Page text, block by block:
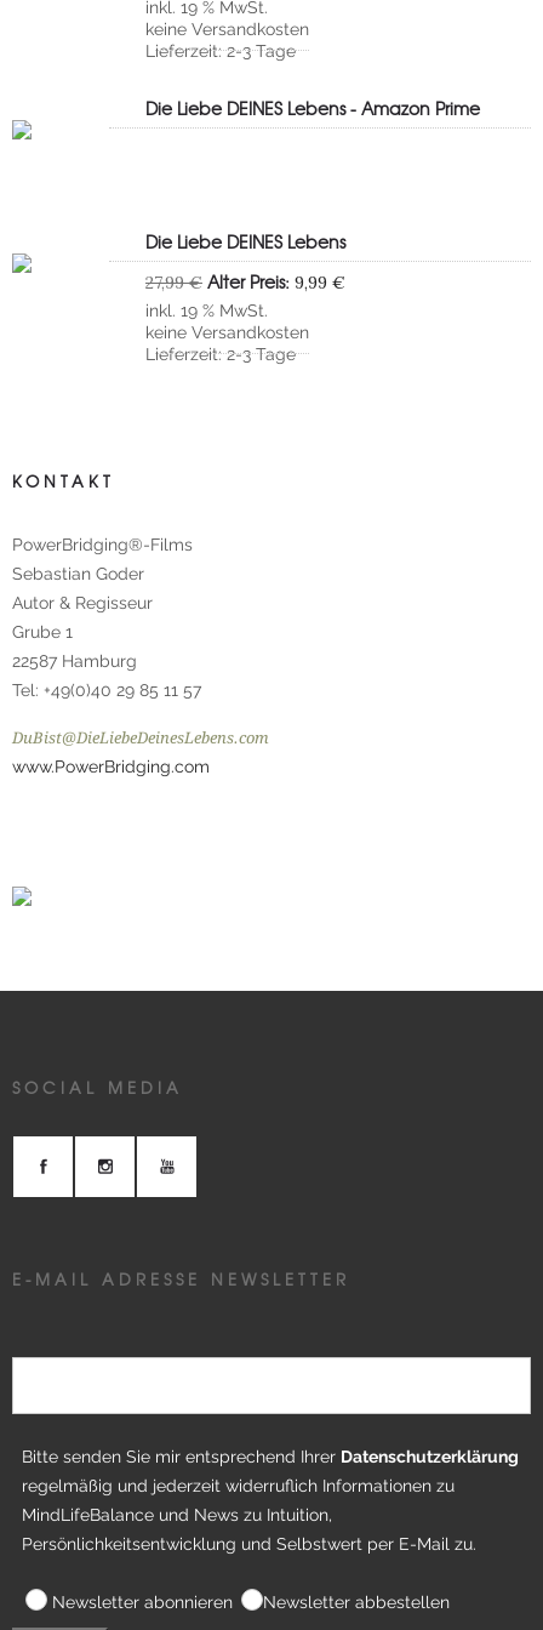
war:
139,95 €
inkl. 19 % MwSt.
keine Versandkosten
Lieferzeit:2-3 Tage
Die Liebe DEINES Lebens - Amazon Prime
Die Liebe DEINES Lebens
27,99€ Ursprünglicher
Preis
war:
27,99 €
Alter Preis: 9,99 €
inkl. 19 % MwSt.
keine Versandkosten
Lieferzeit:2-3 Tage
KONTAKT
PowerBridging®-Films
Sebastian Goder
Autor & Regisseur
Grube 1
22587 Hamburg
Tel: +49(0)40 29 85 11 57
DuBist@DieLiebeDeinesLebens.com
www.PowerBridging.com
SOCIAL MEDIA
E-MAIL ADRESSE NEWSLETTER
Bitte senden Sie mir entsprechend Ihrer Datenschutzerklärung
regelmäßig und jederzeit widerruflich Informationen zu
MindLifeBalance und News zu Intuition,
Persönlichkeitsentwicklung und Selbstwert per E-Mail zu.
Newsletter abonnieren Newsletter abbestellen